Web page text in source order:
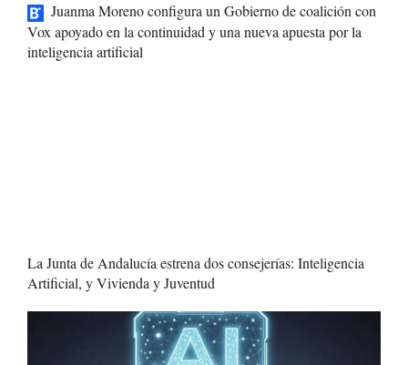
Juanma Moreno configura un Gobierno de coalición con
Vox apoyado en la continuidad y una nueva apuesta por la
inteligencia artificial
La Junta de Andalucía estrena dos consejerías: Inteligencia
Artificial, y Vivienda y Juventud